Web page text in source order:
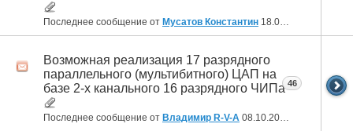
Последнее сообщение от Мусатов Константин 18.04.2020
Возможная реализация 17 разрядного
параллельного (мультибитного) ЦАП на
базе 2-х канального 16 разрядного ЧИПа
Последнее сообщение от Владимир R-V-A 08.10.2019
46